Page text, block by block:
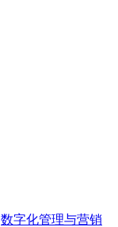
数字化管理与营销